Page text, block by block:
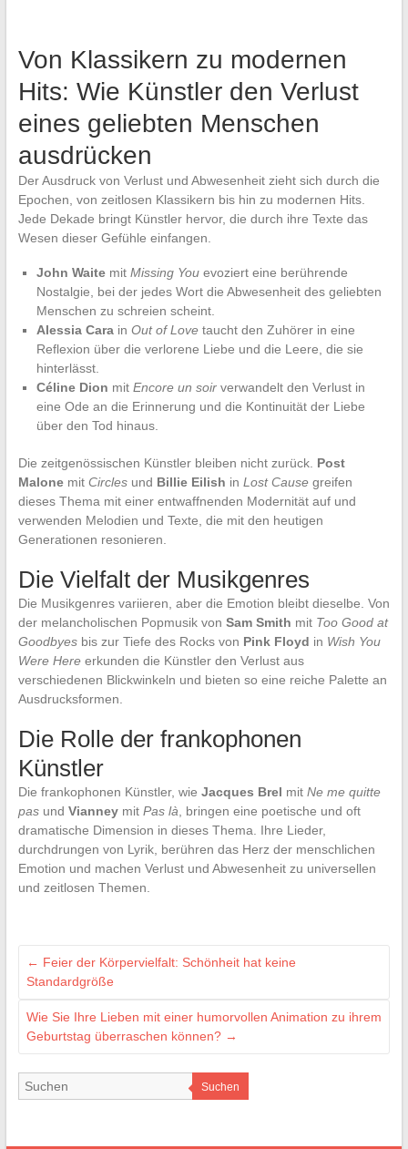
Von Klassikern zu modernen
Hits: Wie Künstler den Verlust
eines geliebten Menschen
ausdrücken
Der Ausdruck von Verlust und Abwesenheit zieht sich durch die
Epochen, von zeitlosen Klassikern bis hin zu modernen Hits.
Jede Dekade bringt Künstler hervor, die durch ihre Texte das
Wesen dieser Gefühle einfangen.
John Waitemit Missing Youevoziert eine berührende
Nostalgie, bei der jedes Wort die Abwesenheit des geliebten
Menschen zu schreien scheint.
Alessia Carain Out of Lovetaucht den Zuhörer in eine
Reflexion über die verlorene Liebe und die Leere, die sie
hinterlässt.
Céline Dion mit Encore un soirverwandelt den Verlust in
eine Ode an die Erinnerung und die Kontinuität der Liebe
über den Tod hinaus.
Die zeitgenössischen Künstler bleiben nicht zurück. Post
Malonemit Circlesund Billie Eilish in Lost Causegreifen
dieses Thema mit einer entwaffnenden Modernität auf und
verwenden Melodien und Texte, die mit den heutigen
Generationen resonieren.
Die Vielfalt der Musikgenres
Die Musikgenres variieren, aber die Emotion bleibt dieselbe. Von
der melancholischen Popmusik von Sam Smith mit Too Good at
Goodbyesbis zur Tiefe des Rocks von Pink Floyd in Wish You
Were Hereerkunden die Künstler den Verlust aus
verschiedenen Blickwinkeln und bieten so eine reiche Palette an
Ausdrucksformen.
Die Rolle der frankophonen
Künstler
Die frankophonen Künstler, wie Jacques Brel mit Ne me quitte
pasund Vianneymit Pas là , bringen eine poetische und oft
dramatische Dimension in dieses Thema. Ihre Lieder,
durchdrungen von Lyrik, berühren das Herz der menschlichen
Emotion und machen Verlust und Abwesenheit zu universellen
und zeitlosen Themen.
← Feier der Körpervielfalt: Schönheit hat keine
Standardgröße
Wie Sie Ihre Lieben mit einer humorvollen Animation zu ihrem
Geburtstag überraschen können? →
Suchen